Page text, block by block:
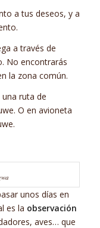
a tus deseos, y a
a través de
No encontrarás
la zona común.
ruta de
O en avioneta
unos días en
es la observación
aves… que